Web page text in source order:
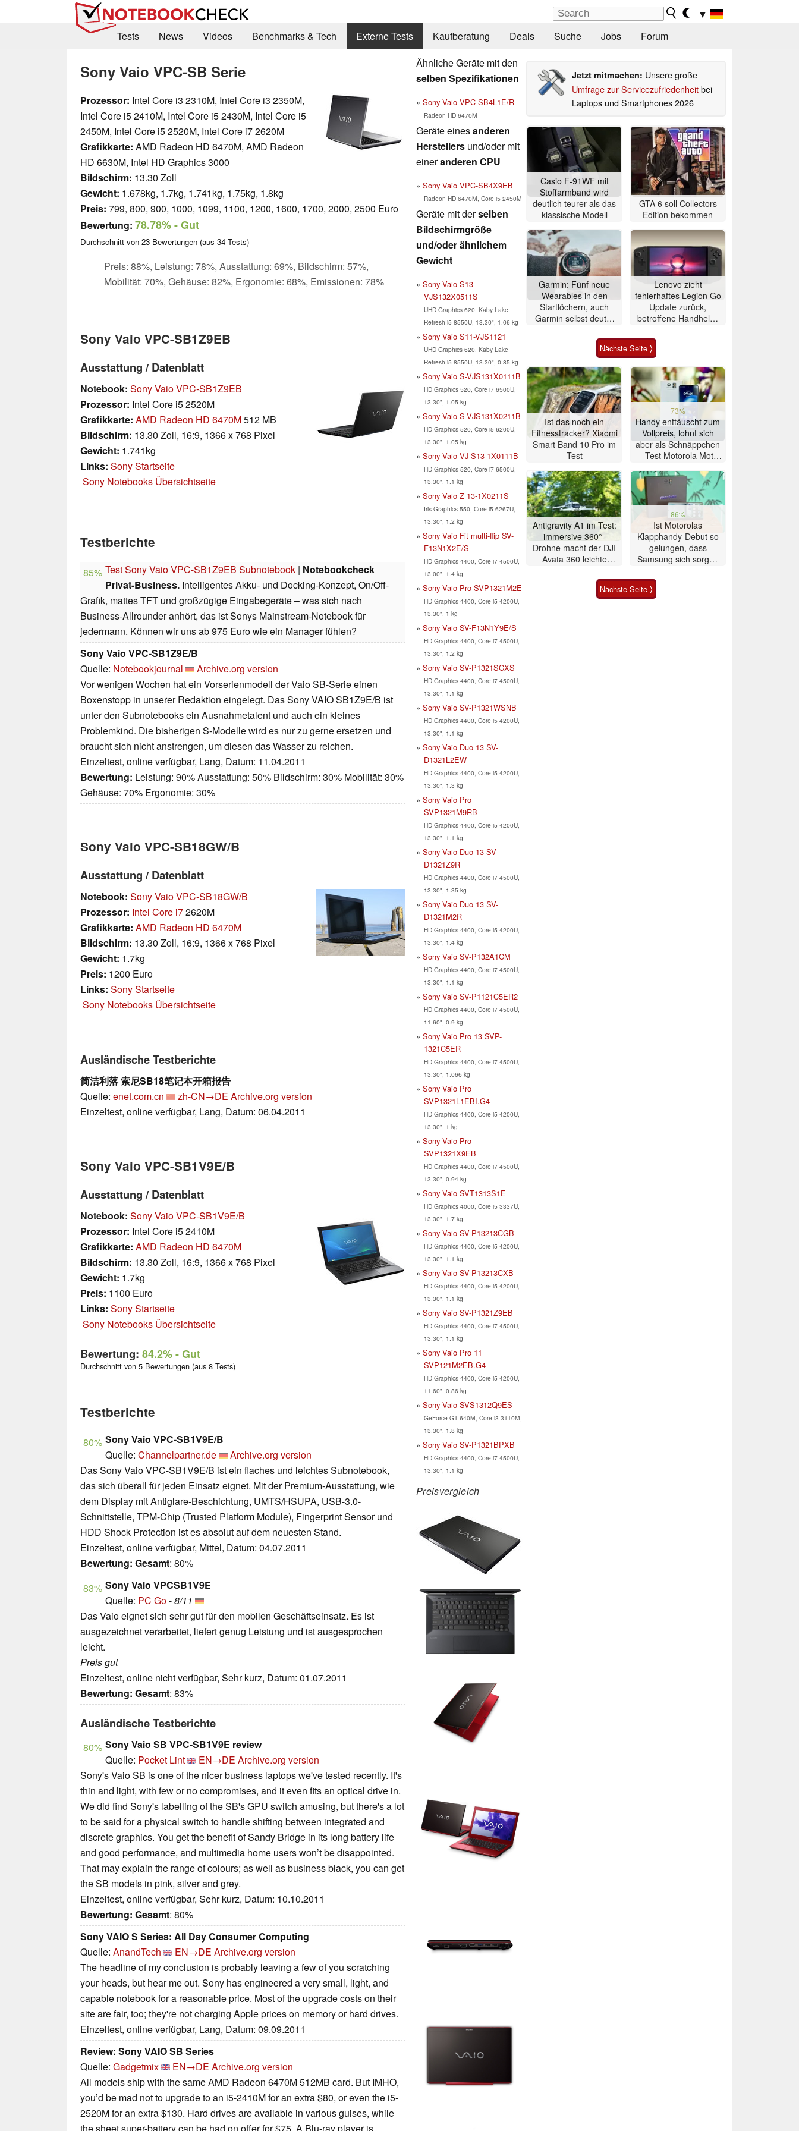
▼
Tests
News Videos Benchmarks & Tech Externe Tests Kaufberatung Deals Suche Jobs Forum
Sony Vaio VPC-SB Serie
Prozessor: Intel Core i3 2310M, Intel Core i3 2350M,
Intel Core i5 2410M, Intel Core i5 2430M, Intel Core i5
2450M, Intel Core i5 2520M, Intel Core i7 2620M
Grafikkarte: AMD Radeon HD 6470M, AMD Radeon
HD 6630M, Intel HD Graphics 3000
Bildschirm: 13.30 Zoll
Gewicht: 1.678kg, 1.7kg, 1.741kg, 1.75kg, 1.8kg
Preis: 799, 800, 900, 1000, 1099, 1100, 1200, 1600, 1700, 2000, 2500 Euro
Bewertung: 78.78%- Gut
Durchschnitt von 23 Bewertungen (aus 34 Tests)
Preis: 88%, Leistung: 78%, Ausstattung: 69%, Bildschirm: 57%,
Mobilität: 70%, Gehäuse: 82%, Ergonomie: 68%, Emissionen: 78%
Sony Vaio VPC-SB1Z9EB
Ausstattung / Datenblatt
Notebook: Sony Vaio VPC-SB1Z9EB
Prozessor: Intel Core i5 2520M
Grafikkarte: AMD Radeon HD 6470M512 MB
Bildschirm: 13.30 Zoll, 16:9, 1366 x 768 Pixel
Gewicht: 1.741kg
Links: Sony Startseite
Sony Notebooks Übersichtseite
Testberichte
85% Test Sony Vaio VPC-SB1Z9EB Subnotebook | Notebookcheck
Privat-Business. Intelligentes Akku- und Docking-Konzept, On/Off-
Grafik, mattes TFT und großzügige Eingabegeräte – was sich nach
Business-Allrounder anhört, das ist Sonys Mainstream-Notebook für
jedermann. Können wir uns ab 975 Euro wie ein Manager fühlen?
Sony Vaio VPC-SB1Z9E/B
Quelle: Notebookjournal
Archive.org version
Vor wenigen Wochen hat ein Vorserienmodell der Vaio SB-Serie einen
Boxenstopp in unserer Redaktion eingelegt. Das Sony VAIO SB1Z9E/B ist
unter den Subnotebooks ein Ausnahmetalent und auch ein kleines
Problemkind. Die bisherigen S-Modelle wird es nur zu gerne ersetzen und
braucht sich nicht anstrengen, um diesen das Wasser zu reichen.
Einzeltest, online verfügbar, Lang, Datum: 11.04.2011
Bewertung: Leistung: 90% Ausstattung: 50% Bildschirm: 30% Mobilität: 30%
Gehäuse: 70% Ergonomie: 30%
Sony Vaio VPC-SB18GW/B
Ausstattung / Datenblatt
Notebook: Sony Vaio VPC-SB18GW/B
Prozessor: Intel Core i72620M
Grafikkarte: AMD Radeon HD 6470M
Bildschirm: 13.30 Zoll, 16:9, 1366 x 768 Pixel
Gewicht: 1.7kg
Preis: 1200 Euro
Links: Sony Startseite
Sony Notebooks Übersichtseite
Ausländische Testberichte
简洁利落 索尼SB18笔记本开箱报告
Quelle: enet.com.cn zh-CN→DE Archive.org version
Einzeltest, online verfügbar, Lang, Datum: 06.04.2011
Sony Vaio VPC-SB1V9E/B
Ausstattung / Datenblatt
Notebook: Sony Vaio VPC-SB1V9E/B
Prozessor: Intel Core i5 2410M
Grafikkarte: AMD Radeon HD 6470M
Bildschirm: 13.30 Zoll, 16:9, 1366 x 768 Pixel
Gewicht: 1.7kg
Preis: 1100 Euro
Links: Sony Startseite
Sony Notebooks Übersichtseite
Bewertung: 84.2%- Gut
Durchschnitt von 5 Bewertungen (aus 8 Tests)
Testberichte
80% Sony Vaio VPC-SB1V9E/B
Quelle: Channelpartner.de
Archive.org version
Das Sony Vaio VPC-SB1V9E/B ist ein flaches und leichtes Subnotebook,
das sich überall für jeden Einsatz eignet. Mit der Premium-Ausstattung, wie
dem Display mit Antiglare-Beschichtung, UMTS/HSUPA, USB-3.0-
Schnittstelle, TPM-Chip (Trusted Platform Module), Fingerprint Sensor und
HDD Shock Protection ist es absolut auf dem neuesten Stand.
Einzeltest, online verfügbar, Mittel, Datum: 04.07.2011
Bewertung: Gesamt: 80%
83% Sony Vaio VPCSB1V9E
Quelle: PC Go-8/11
Das Vaio eignet sich sehr gut für den mobilen Geschäftseinsatz. Es ist
ausgezeichnet verarbeitet, liefert genug Leistung und ist ausgesprochen
leicht.
Preis gut
Einzeltest, online nicht verfügbar, Sehr kurz, Datum: 01.07.2011
Bewertung: Gesamt: 83%
Ausländische Testberichte
80% Sony Vaio SB VPC-SB1V9E review
Quelle: Pocket Lint EN→DE Archive.org version
Sony's Vaio SB is one of the nicer business laptops we've tested recently. It's
thin and light, with few or no compromises, and it even fits an optical drive in.
We did find Sony's labelling of the SB's GPU switch amusing, but there's a lot
to be said for a physical switch to handle shifting between integrated and
discrete graphics. You get the benefit of Sandy Bridge in its long battery life
and good performance, and multimedia home users won’t be disappointed.
That may explain the range of colours; as well as business black, you can get
the SB models in pink, silver and grey.
Einzeltest, online verfügbar, Sehr kurz, Datum: 10.10.2011
Bewertung: Gesamt: 80%
Sony VAIO S Series: All Day Consumer Computing
Quelle: AnandTech EN→DE Archive.org version
The headline of my conclusion is probably leaving a few of you scratching
your heads, but hear me out. Sony has engineered a very small, light, and
capable notebook for a reasonable price. Most of the upgrade costs on their
site are fair, too; they're not charging Apple prices on memory or hard drives.
Einzeltest, online verfügbar, Lang, Datum: 09.09.2011
Review: Sony VAIO SB Series
Quelle: Gadgetmix EN→DE Archive.org version
All models ship with the same AMD Radeon 6470M 512MB card. But IMHO,
you’d be mad not to upgrade to an i5-2410M for an extra $80, or even the i5-
2520M for an extra $130. Hard drives are available in various guises, while
Ähnliche Geräte mit den
selben Spezifikationen
Sony Vaio VPC-SB4L1E/R
Radeon HD 6470M
Geräte einesanderen
Herstellers und/oder mit
eineranderen CPU
Sony Vaio VPC-SB4X9EB
Radeon HD 6470M, Core i5 2450M
Geräte mit derselben
Bildschirmgröße
und/oder ähnlichem
Gewicht
Sony Vaio S13-
VJS132X0511S
UHD Graphics 620, Kaby Lake
Refresh i5-8550U, 13.30", 1.06 kg
Sony Vaio S11-VJS1121
UHD Graphics 620, Kaby Lake
Refresh i5-8550U, 13.30", 0.85 kg
Sony Vaio S-VJS131X0111B
HD Graphics 520, Core i7 6500U,
13.30", 1.05 kg
Sony Vaio S-VJS131X0211B
HD Graphics 520, Core i5 6200U,
13.30", 1.05 kg
Sony Vaio VJ-S13-1X0111B
HD Graphics 520, Core i7 6500U,
13.30", 1.1 kg
Sony Vaio Z 13-1X0211S
Iris Graphics 550, Core i5 6267U,
13.30", 1.2 kg
Sony Vaio Fit multi-flip SV-
F13N1X2E/S
HD Graphics 4400, Core i7 4500U,
13.00", 1.4 kg
Sony Vaio Pro SVP1321M2E
HD Graphics 4400, Core i5 4200U,
13.30", 1 kg
Sony Vaio SV-F13N1Y9E/S
HD Graphics 4400, Core i7 4500U,
13.30", 1.2 kg
Sony Vaio SV-P1321SCXS
HD Graphics 4400, Core i7 4500U,
13.30", 1.1 kg
Sony Vaio SV-P1321WSNB
HD Graphics 4400, Core i5 4200U,
13.30", 1.1 kg
Sony Vaio Duo 13 SV-
D1321L2EW
HD Graphics 4400, Core i5 4200U,
13.30", 1.3 kg
Sony Vaio Pro
SVP1321M9RB
HD Graphics 4400, Core i5 4200U,
13.30", 1.1 kg
Sony Vaio Duo 13 SV-
D1321Z9R
HD Graphics 4400, Core i7 4500U,
13.30", 1.35 kg
Sony Vaio Duo 13 SV-
D1321M2R
HD Graphics 4400, Core i5 4200U,
13.30", 1.4 kg
Sony Vaio SV-P132A1CM
HD Graphics 4400, Core i7 4500U,
13.30", 1.1 kg
Sony Vaio SV-P1121C5ER2
HD Graphics 4400, Core i7 4500U,
11.60", 0.9 kg
Sony Vaio Pro 13 SVP-
1321C5ER
HD Graphics 4400, Core i7 4500U,
13.30", 1.066 kg
Sony Vaio Pro
SVP1321L1EBI.G4
HD Graphics 4400, Core i5 4200U,
13.30", 1 kg
Sony Vaio Pro
SVP1321X9EB
HD Graphics 4400, Core i7 4500U,
13.30", 0.94 kg
Sony Vaio SVT1313S1E
HD Graphics 4000, Core i5 3337U,
13.30", 1.7 kg
Sony Vaio SV-P13213CGB
HD Graphics 4400, Core i5 4200U,
13.30", 1.1 kg
Sony Vaio SV-P13213CXB
HD Graphics 4400, Core i5 4200U,
13.30", 1.1 kg
Sony Vaio SV-P1321Z9EB
HD Graphics 4400, Core i7 4500U,
13.30", 1.1 kg
Sony Vaio Pro 11
SVP121M2EB.G4
HD Graphics 4400, Core i5 4200U,
11.60", 0.86 kg
Sony Vaio SVS1312Q9ES
GeForce GT 640M, Core i3 3110M,
13.30", 1.8 kg
Sony Vaio SV-P1321BPXB
HD Graphics 4400, Core i7 4500U,
13.30", 1.1 kg
Preisvergleich
Jetzt mitmachen: Unsere große
Umfrage zur Servicezufriedenheitbei
Laptops und Smartphones 2026
Casio F-91WF mit
Stoffarmband wird
deutlich teurer als das
klassische Modell
GTA 6 soll Collectors
Edition bekommen
Garmin: Fünf neue
Wearables in den
Startlöchern, auch
Garmin selbst deutet
Lenovo zieht
fehlerhaftes Legion Go
Update zurück,
betroffene Handhelds
Nächste Seite ⟩
Ist das noch ein
Fitnesstracker? Xiaomi
Smart Band 10 Pro im
Test
73%
Handy enttäuscht zum
Vollpreis, lohnt sich
aber als Schnäppchen
– Test Motorola Moto
Antigravity A1 im Test:
immersive 360°-
Drohne macht der DJI
Avata 360 leichte
86%
Ist Motorolas
Klapphandy-Debut so
gelungen, dass
Samsung sich sorgen
Smartphone im Test
Nächste Seite ⟩